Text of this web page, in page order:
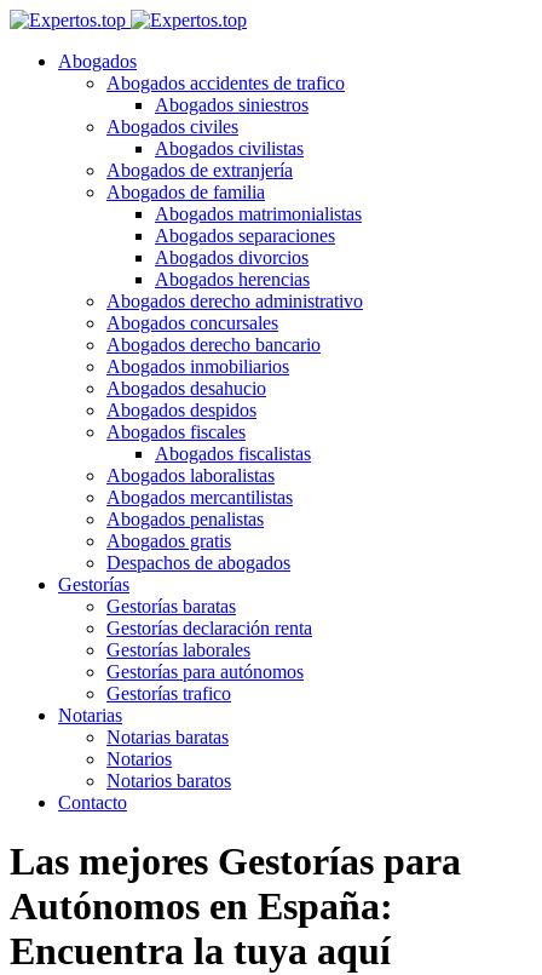
Abogados
Abogados accidentes de trafico
Abogados siniestros
Abogados civiles
Abogados civilistas
Abogados de extranjería
Abogados de familia
Abogados matrimonialistas
Abogados separaciones
Abogados divorcios
Abogados herencias
Abogados derecho administrativo
Abogados concursales
Abogados derecho bancario
Abogados inmobiliarios
Abogados desahucio
Abogados despidos
Abogados fiscales
Abogados fiscalistas
Abogados laboralistas
Abogados mercantilistas
Abogados penalistas
Abogados gratis
Despachos de abogados
Gestorías
Gestorías baratas
Gestorías declaración renta
Gestorías laborales
Gestorías para autónomos
Gestorías trafico
Notarias
Notarias baratas
Notarios
Notarios baratos
Contacto
Las mejores Gestorías para
Autónomos en España:
Encuentra la tuya aquí